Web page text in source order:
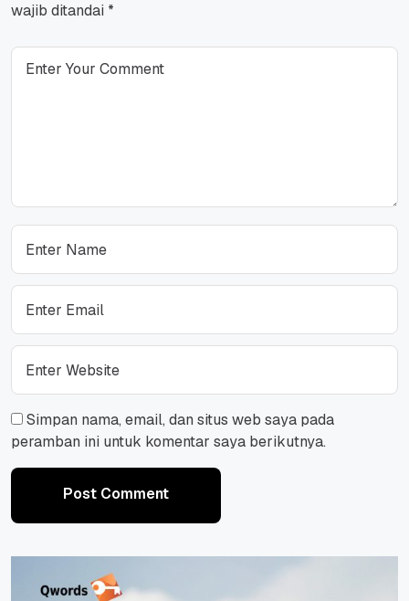
wajib ditandai *
Simpan nama, email, dan situs web saya pada
peramban ini untuk komentar saya berikutnya.
Post Comment